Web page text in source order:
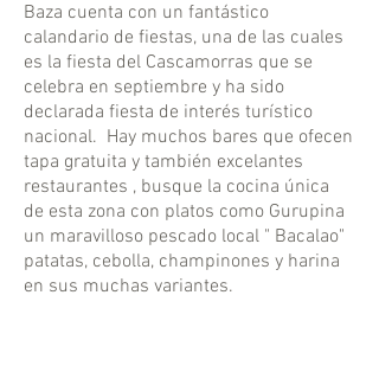
Baza cuenta con un fantástico
calandario de fiestas, una de las cuales
es la fiesta del Cascamorras que se
celebra en septiembre y ha sido
declarada fiesta de interés turístico
nacional. Hay muchos bares que ofecen
tapa gratuita y también excelantes
restaurantes , busque la cocina única
de esta zona con platos como Gurupina
un maravilloso pescado local " Bacalao"
patatas, cebolla, champinones y harina
en sus muchas variantes.